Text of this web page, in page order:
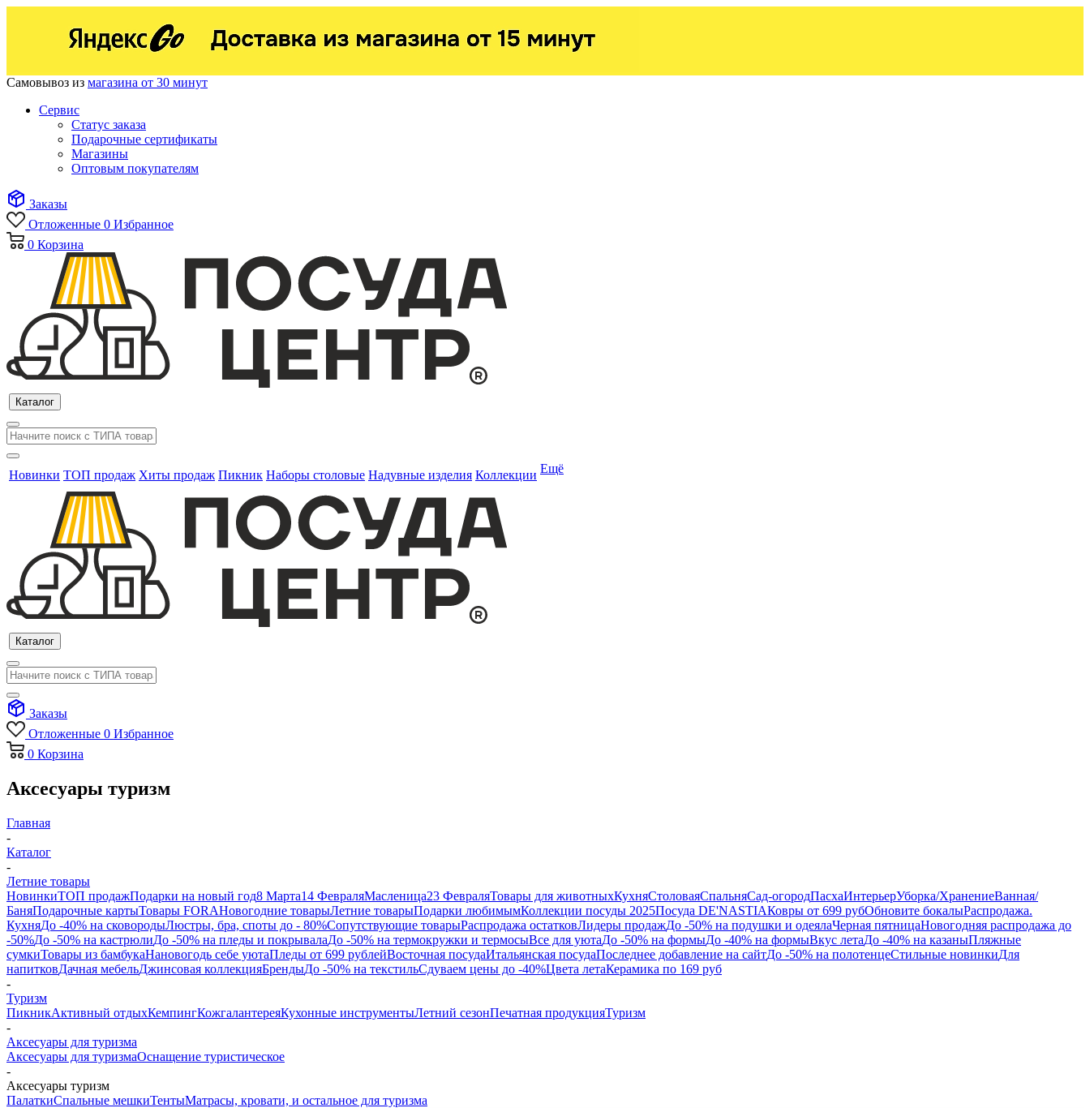
Самовывоз из магазина от 30 минут
Сервис
Статус заказа
Подарочные сертификаты
Магазины
Оптовым покупателям
Заказы
Отложенные 0 Избранное
0 Корзина
Каталог
Новинки ТОП продаж Хиты продаж Пикник Наборы столовые Надувные изделия Коллекции Ещё
Каталог
Заказы
Отложенные 0 Избранное
0 Корзина
Аксесуары туризм
Главная
-
Каталог
-
Летние товары
НовинкиТОП продажПодарки на новый год8 Марта14 ФевраляМасленица23 ФевраляТовары для животныхКухняСтоловаяСпальняСад-огородПасхаИнтерьерУборка/ХранениеВанная/
БаняПодарочные картыТовары FORAНовогодние товарыЛетние товарыПодарки любимымКоллекции посуды 2025Посуда DE'NASTIAКовры от 699 рубОбновите бокалыРаспродажа.
КухняДо -40% на сковородыЛюстры, бра, споты до - 80%Сопутствующие товарыРаспродажа остатковЛидеры продажДо -50% на подушки и одеялаЧерная пятницаНовогодняя распродажа до
-50%До -50% на кастрюлиДо -50% на пледы и покрывалаДо -50% на термокружки и термосыВсе для уютаДо -50% на формыДо -40% на формыВкус летаДо -40% на казаныПляжные
сумкиТовары из бамбукаНановогодь себе уютаПледы от 699 рублейВосточная посудаИтальянская посудаПоследнее добавление на сайтДо -50% на полотенцеСтильные новинкиДля
напитковДачная мебельДжинсовая коллекцияБрендыДо -50% на текстильСдуваем цены до -40%Цвета летаКерамика по 169 руб
-
Туризм
ПикникАктивный отдыхКемпингКожгалантереяКухонные инструментыЛетний сезонПечатная продукцияТуризм
-
Аксесуары для туризма
Аксесуары для туризмаОснащение туристическое
-
Аксесуары туризм
ПалаткиСпальные мешкиТентыМатрасы, кровати, и остальное для туризма